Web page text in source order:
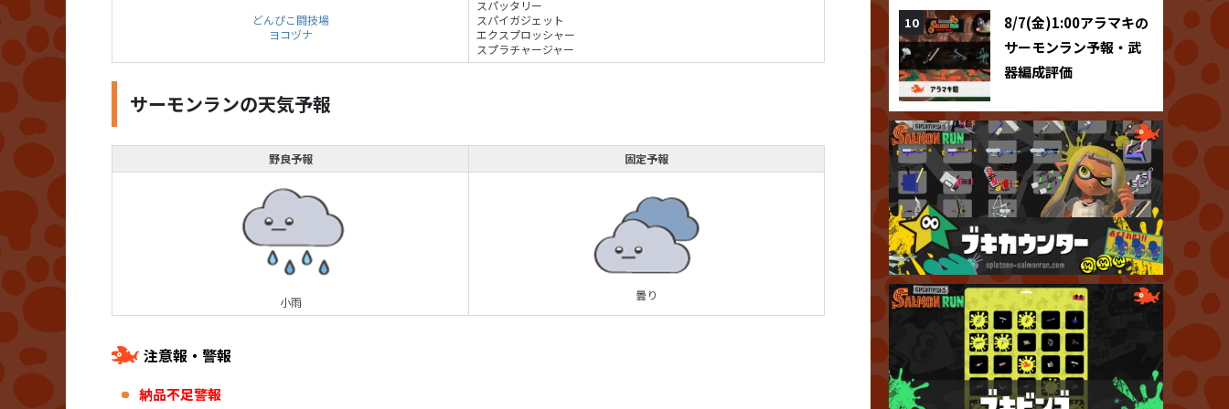
どんぴこ闘技場
ヨコヅナ
スパッタリー
スパイガジェット
エクスプロッシャー
スプラチャージャー
サーモンランの天気予報
野良予報 固定予報
小雨 曇り
注意報・警報
納品不足警報
8/7(金)1:00アラマキの
サーモンラン予報・武
器編成評価